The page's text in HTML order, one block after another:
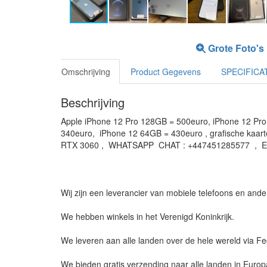
Grote Foto's
Omschrijving Product Gegevens
Beschrijving
Apple iPhone 12 Pro 128GB = 500euro, iPhone 12
340euro, iPhone 12 64GB = 430euro , grafische
RTX 3060 , WHATSAPP CHAT : +447451285577 ,
Wij zijn een leverancier van mobiele telefoons en
We hebben winkels in het Verenigd Koninkrijk.
We leveren aan alle landen over de hele wereld via
We bieden gratis verzending naar alle landen in